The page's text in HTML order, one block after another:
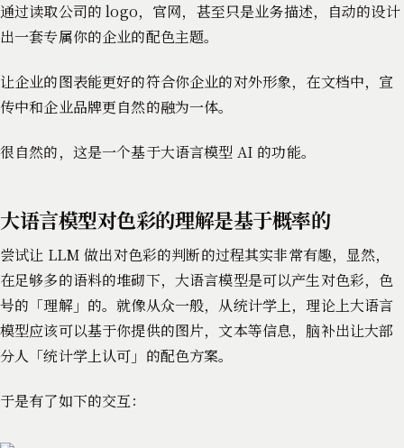
通过读取公司的 logo，官网，甚至只是业务描述，自动的设计
出一套专属你的企业的配色主题。
让企业的图表能更好的符合你企业的对外形象，在文档中，宣
传中和企业品牌更自然的融为一体。
很自然的，这是一个基于大语言模型 AI 的功能。
大语言模型对色彩的理解是基于概率的
尝试让 LLM 做出对色彩的判断的过程其实非常有趣，显然，
在足够多的语料的堆砌下，大语言模型是可以产生对色彩，色
号的「理解」的。就像从众一般，从统计学上，理论上大语言
模型应该可以基于你提供的图片，文本等信息，脑补出让大部
分人「统计学上认可」的配色方案。
于是有了如下的交互：